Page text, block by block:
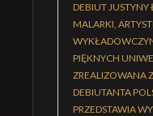
DEBIUT JUSTYNY
MALARKI,
PIĘKNYCH
ZREALIZOWANA
DEBIUTANTA
PRZEDSTAWIA